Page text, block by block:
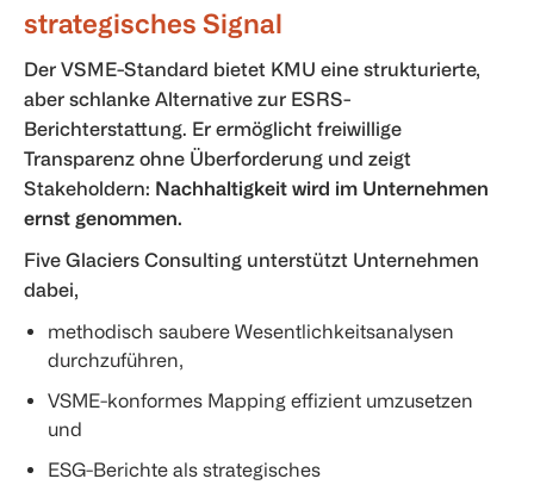
strategisches Signal
Der VSME-Standard bietet KMU eine strukturierte,
aber schlanke Alternative zur ESRS-
Berichterstattung. Er ermöglicht freiwillige
Transparenz ohne Überforderung und zeigt
Stakeholdern: Nachhaltigkeit wird im Unternehmen
ernst genommen.
Five Glaciers Consulting unterstützt Unternehmen
dabei,
methodisch saubere Wesentlichkeitsanalysen
durchzuführen,
VSME-konformes Mapping effizient umzusetzen
und
ESG-Berichte als strategisches